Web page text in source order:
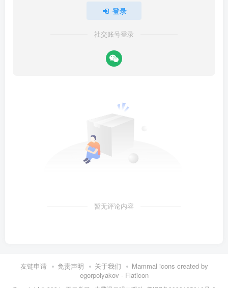
登录
社交账号登录
暂无评论内容
友链申请 免责声明 关于我们
Mammal icons created by
egorpolyakov - Flaticon